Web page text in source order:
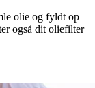
olie og fyldt op
også dit oliefilter